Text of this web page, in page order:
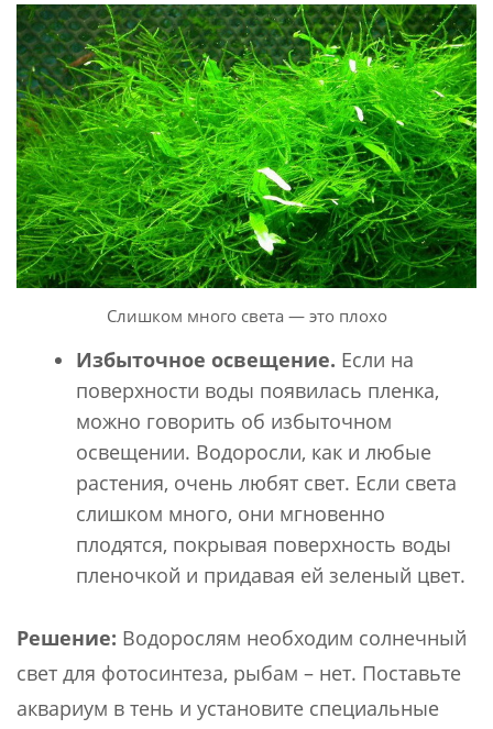
Слишком много света — это плохо
Избыточное освещение. Если на
поверхности воды появилась пленка,
можно говорить об избыточном
освещении. Водоросли, как и любые
растения, очень любят свет. Если света
слишком много, они мгновенно
плодятся, покрывая поверхность воды
пленочкой и придавая ей зеленый цвет.
Решение: Водорослям необходим солнечный
свет для фотосинтеза, рыбам – нет. Поставьте
аквариум в тень и установите специальные